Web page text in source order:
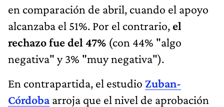
en comparación de abril, cuando el apoyo
alcanzaba el 51%. Por el contrario, el
rechazo fue del 47% (con 44% "algo
negativa" y 3% "muy negativa").
En contrapartida, el estudio Zuban-
Córdobaarroja que el nivel de aprobación